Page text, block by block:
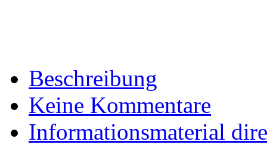
Beschreibung
Keine Kommentare
Informationsmaterial